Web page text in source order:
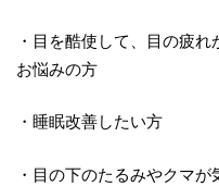
・目を酷使して、目の疲
お悩みの方
・睡眠改善したい方
・目の下のたるみやクマ